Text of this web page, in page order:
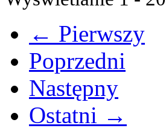
← Pierwszy
Poprzedni
Następny
Ostatni →